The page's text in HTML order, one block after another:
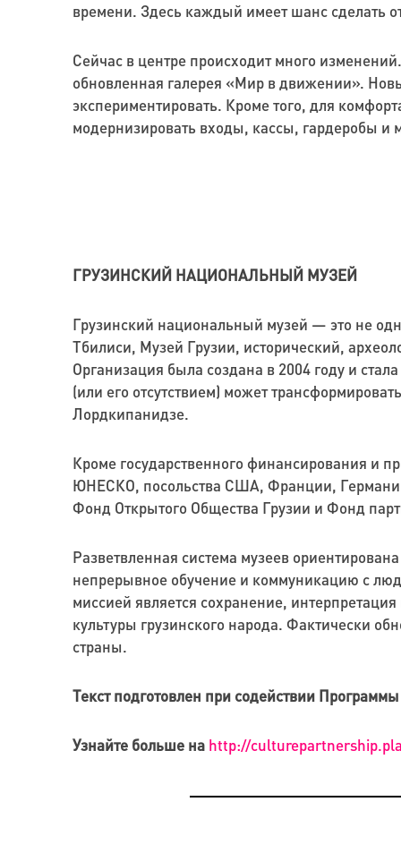
времени. Здесь каждый имеет шанс сделать
Сейчас в центре происходит много
обновленная галерея «Мир в движении».
экспериментировать. Кроме того, для
модернизировать входы, кассы, гардеробы и
ГРУЗИНСКИЙ НАЦИОНАЛЬНЫЙ МУЗЕЙ
Грузинский национальный музей — это не
Тбилиси, Музей Грузии, исторический,
Организация была создана в 2004 году и
(или его отсутствием) может
Лордкипанидзе.
Кроме государственного финансирования и
ЮНЕСКО, посольства США, Франции,
Фонд Открытого Общества Грузии и Фонд
Разветвленная система музеев
непрерывное обучение и коммуникацию с
миссией является сохранение,
культуры грузинского народа. Фактически
страны.
Текст подготовлен при содействии
Узнайте больше на http://